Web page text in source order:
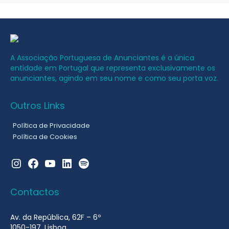
A Associação Portuguesa de Anunciantes é a única
entidade em Portugal que representa exclusivamente os
anunciantes, agindo em seu nome e como seu porta voz.
Outros Links
Política de Privacidade
Política de Cookies
Instagram
FacebookYouTubeLinkedInSpotify
Contactos
Av. da República, 62F – 6º